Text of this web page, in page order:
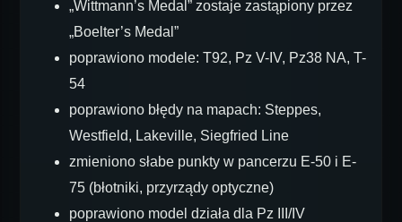
„Wittmann’s Medal” zostaje zastąpiony przez
„Boelter’s Medal”
poprawiono modele: T92, Pz V-IV, Pz38 NA, T-
54
poprawiono błędy na mapach: Steppes,
Westfield, Lakeville, Siegfried Line
zmieniono słabe punkty w pancerzu E-50 i E-
75 (błotniki, przyrządy optyczne)
poprawiono model działa dla Pz III/IV